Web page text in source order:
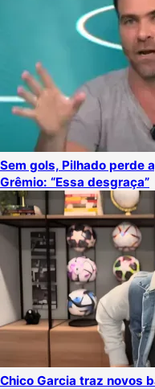
Sem gols, Pilhado perde
Grêmio: “Essa desgraça”
Chico Garcia traz novos